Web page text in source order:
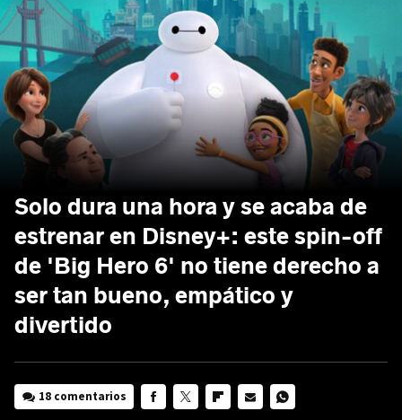
Solo dura una hora y se acaba de
estrenar en Disney+: este spin-off
de 'Big Hero 6' no tiene derecho a
ser tan bueno, empático y
divertido
18 comentarios